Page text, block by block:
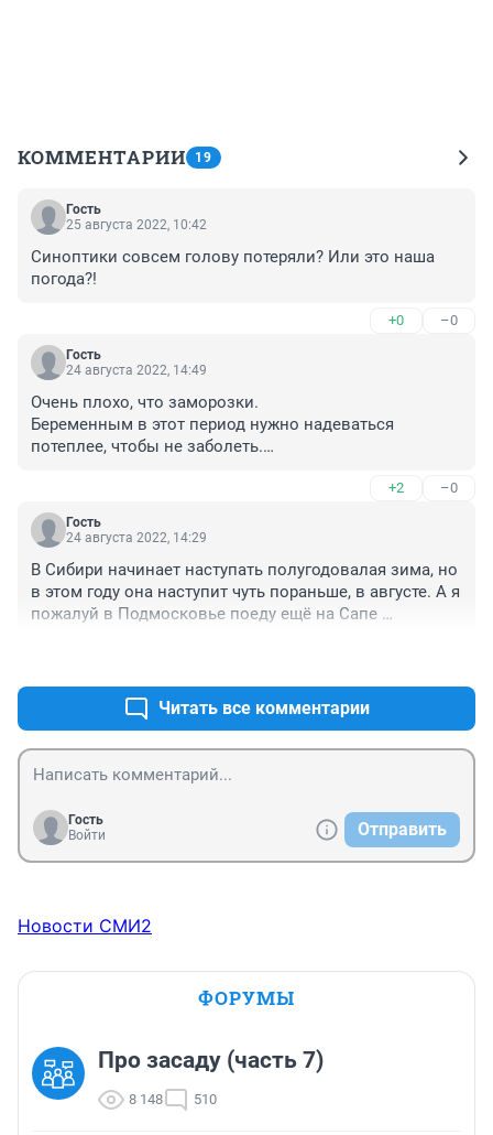
КОММЕНТАРИИ 19
Гость
25 августа 2022, 10:42
Синоптики совсем голову потеряли? Или это наша
погода?!
+0 –0
Гость
24 августа 2022, 14:49
Очень плохо, что заморозки.
Беременным в этот период нужно надеваться
потеплее, чтобы не заболеть.
+2 –0
Гость
24 августа 2022, 14:29
В Сибири начинает наступать полугодовалая зима, но
в этом году она наступит чуть пораньше, в августе. А я
пожалуй в Подмосковье поеду ещё на Сапе
Читать все комментарии
Гость
Войти
Отправить
Новости СМИ2
ФОРУМЫ
Про засаду (часть 7)
8 148 510